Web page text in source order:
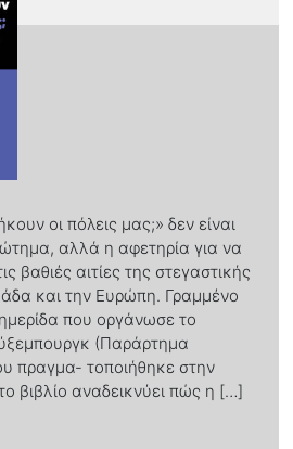
ή ψευδαίσθηση;»
οι πόλεις μας;» δεν είναι
αλλά η αφετηρία για να
βαθιές αιτίες της στεγαστικής
και την Ευρώπη. Γραμμένο
που οργάνωσε το
(Παράρτημα
πραγμα- τοποιήθηκε στην
βιβλίο αναδεικνύει πώς η […]
«Σε ποιον ανήκουν οι πόλεις μας;»